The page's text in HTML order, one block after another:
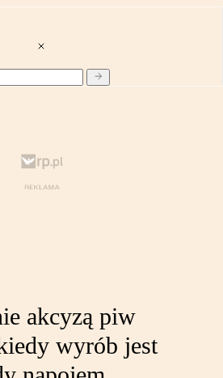
akcyzą piw
wyrób jest